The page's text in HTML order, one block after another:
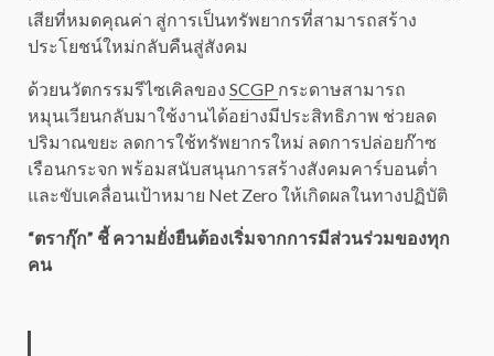
เสียที่หมดคุณค่า สู่การเป็นทรัพยากรที่สามารถสร้าง
ประโยชน์ใหม่กลับคืนสู่สังคม
ด้วยนวัตกรรมรีไซเคิลของ SCGP กระดาษสามารถ
หมุนเวียนกลับมาใช้งานได้อย่างมีประสิทธิภาพ ช่วยลด
ปริมาณขยะ ลดการใช้ทรัพยากรใหม่ ลดการปล่อยก๊าซ
เรือนกระจก พร้อมสนับสนุนการสร้างสังคมคาร์บอนต่ำ
และขับเคลื่อนเป้าหมาย Net Zero ให้เกิดผลในทางปฏิบัติ
“ตรากุ๊ก” ชี้ ความยั่งยืนต้องเริ่มจากการมีส่วนร่วมของทุก
คน